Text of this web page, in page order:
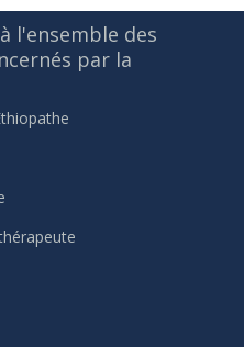
l'ensemble des
par la